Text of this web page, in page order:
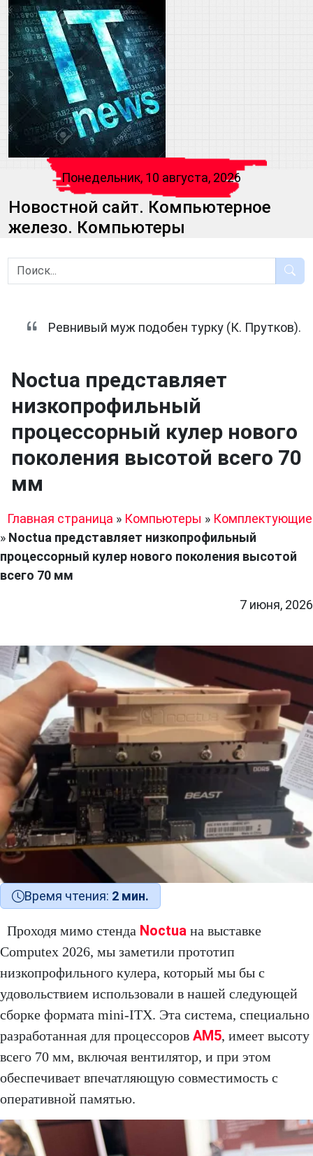
Понедельник, 10 августа, 2026
Новостной сайт. Компьютерное
железо. Компьютеры
Ревнивый муж подобен турку (К. Прутков).
Noctua представляет
низкопрофильный
процессорный кулер нового
поколения высотой всего 70
мм
Главная страница » Компьютеры » Комплектующие
» Noctua представляет низкопрофильный
процессорный кулер нового поколения высотой
всего 70 мм
7 июня, 2026
Время чтения: 2 мин.
Проходя мимо стенда Noctua на выставке
Computex 2026, мы заметили прототип
низкопрофильного кулера, который мы бы с
удовольствием использовали в нашей следующей
сборке формата mini-ITX. Эта система, специально
разработанная для процессоров AM5, имеет высоту
всего 70 мм, включая вентилятор, и при этом
обеспечивает впечатляющую совместимость с
оперативной памятью.